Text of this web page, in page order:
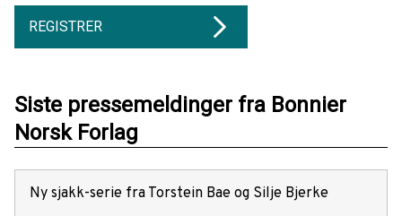
REGISTRER
Siste pressemeldinger fra Bonnier
Norsk Forlag
Ny sjakk-serie fra Torstein Bae og Silje Bjerke